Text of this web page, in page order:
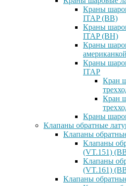
Краны
ITAP (ВВ)
Краны
ITAP (ВН)
Краны
Краны
ITAP
Кран
Кран
Краны
Клапаны обратные
Клапаны
Клапаны
(VT.151)
Клапаны
(VT.161)
Клапаны